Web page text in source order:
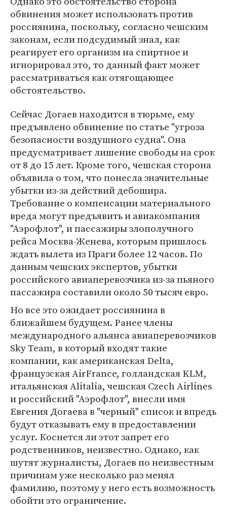
обвинения может использовать против
россиянина, поскольку, согласно чешским
законам, если подсудимый знал, как
реагирует его организм на спиртное и
игнорировал это, то данный факт может
рассматриваться как отягощающее
обстоятельство.
Сейчас Догаев находится в тюрьме, ему
предъявлено обвинение по статье "угроза
безопасности воздушного судна". Она
предусматривает лишение свободы на срок
от 8 до 15 лет. Кроме того, чешская сторона
объявила о том, что понесла значительные
убытки из-за действий дебошира.
Требование о компенсации материального
вреда могут предъявить и авиакомпания
"Аэрофлот", и пассажиры злополучного
рейса Москва-Женева, которым пришлось
ждать вылета из Праги более 12 часов. По
данным чешских экспертов, убытки
российского авиаперевозчика из-за пьяного
пассажира составили около 50 тысяч евро.
Но все это ожидает россиянина в
ближайшем будущем. Ранее члены
международного альянса авиаперевозчиков
Sky Team, в который входят такие
компании, как американская Delta,
французская AirFrance, голландская KLM,
итальянская Alitalia, чешская Czech Airlines
и российский "Аэрофлот", внесли имя
Евгения Догаева в "черный" список и впредь
будут отказывать ему в предоставлении
услуг. Коснется ли этот запрет его
родственников, неизвестно. Однако, как
шутят журналисты, Догаев по неизвестным
причинам уже несколько раз менял
фамилию, поэтому у него есть возможность
обойти это ограничение.